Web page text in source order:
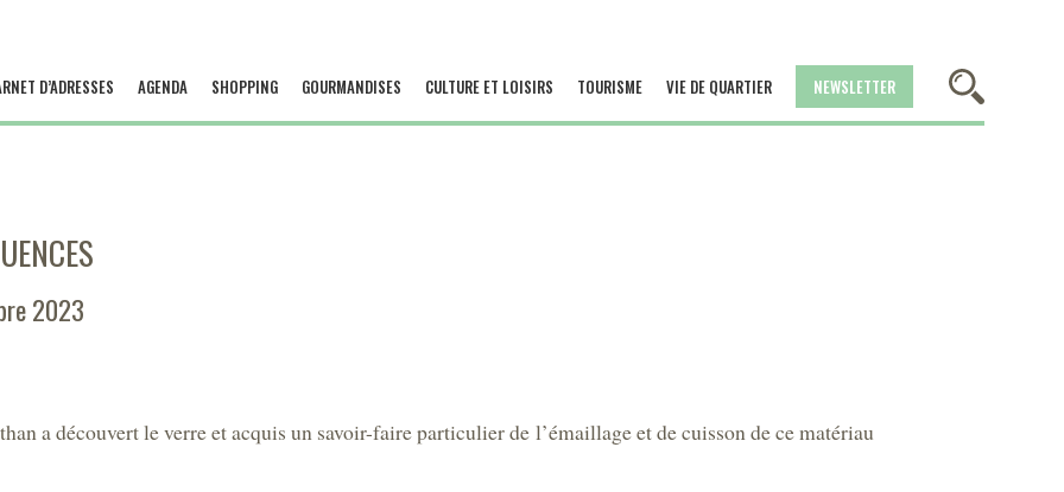
D’ADRESSES AGENDA SHOPPING GOURMANDISES CULTURE ET LOISIRS TOURISME VIE DE QUARTIER NEWSLETTER
2023
a découvert le verre et acquisun savoir-faire particulier de l’émaillage et de cuisson de ce matériau